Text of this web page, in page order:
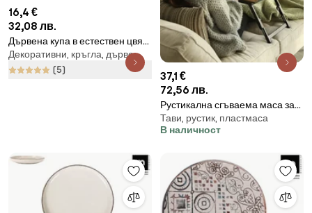
16,4 €
32,08 лв.
Дървена купа в естествен цвят
ø 20 cm Mango - Orion
Декоративни, кръгла, дърво
(5)
37,1 €
72,56 лв.
Рустикална сгъваема маса за
лаптоп 60 x 35 cm
Тави, рустик, пластмаса
В наличност